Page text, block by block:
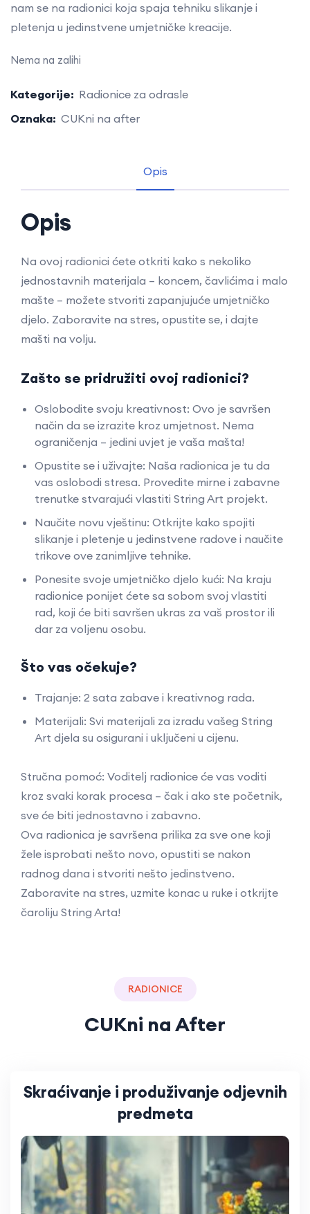
nam se na radionici koja spaja tehniku slikanje i
pletenja u jedinstvene umjetničke kreacije.
Nema na zalihi
Kategorije: Radionice za odrasle
Oznaka: CUKni na after
Opis
Opis
Na ovoj radionici ćete otkriti kako s nekoliko
jednostavnih materijala – koncem, čavlićima i malo
mašte – možete stvoriti zapanjujuće umjetničko
djelo. Zaboravite na stres, opustite se, i dajte
mašti na volju.
Zašto se pridružiti ovoj radionici?
Oslobodite svoju kreativnost: Ovo je savršen
način da se izrazite kroz umjetnost. Nema
ograničenja – jedini uvjet je vaša mašta!
Opustite se i uživajte: Naša radionica je tu da
vas oslobodi stresa. Provedite mirne i zabavne
trenutke stvarajući vlastiti String Art projekt.
Naučite novu vještinu: Otkrijte kako spojiti
slikanje i pletenje u jedinstvene radove i naučite
trikove ove zanimljive tehnike.
Ponesite svoje umjetničko djelo kući: Na kraju
radionice ponijet ćete sa sobom svoj vlastiti
rad, koji će biti savršen ukras za vaš prostor ili
dar za voljenu osobu.
Što vas očekuje?
Trajanje: 2 sata zabave i kreativnog rada.
Materijali: Svi materijali za izradu vašeg String
Art djela su osigurani i uključeni u cijenu.
Stručna pomoć: Voditelj radionice će vas voditi
kroz svaki korak procesa – čak i ako ste početnik,
sve će biti jednostavno i zabavno.
Ova radionica je savršena prilika za sve one koji
žele isprobati nešto novo, opustiti se nakon
radnog dana i stvoriti nešto jedinstveno.
Zaboravite na stres, uzmite konac u ruke i otkrijte
čaroliju String Arta!
RADIONICE
CUKni na After
Skraćivanje i produživanje odjevnih
predmeta